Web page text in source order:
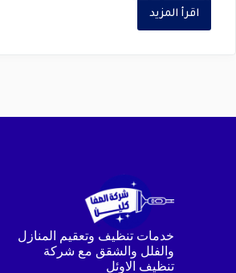
اقرأ المزيد
خدمات تنظيف وتعقيم المنازل
والفلل والشقق مع شركة
تنظيف الاوئل